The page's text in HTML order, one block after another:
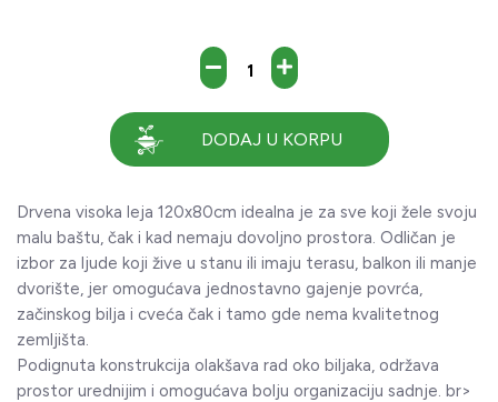
DODAJ U KORPU
Drvena visoka leja 120x80cm idealna je za sve koji žele svoju
malu baštu, čak i kad nemaju dovoljno prostora. Odličan je
izbor za ljude koji žive u stanu ili imaju terasu, balkon ili manje
dvorište, jer omogućava jednostavno gajenje povrća,
začinskog bilja i cveća čak i tamo gde nema kvalitetnog
zemljišta.
Podignuta konstrukcija olakšava rad oko biljaka, održava
prostor urednijim i omogućava bolju organizaciju sadnje. br>